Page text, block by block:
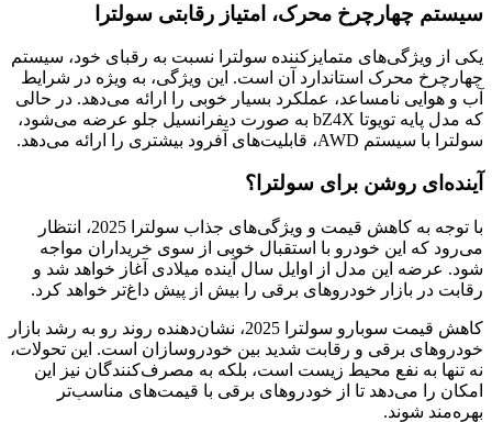
سیستم چهارچرخ محرک، امتیاز رقابتی سولترا
یکی از ویژگی‌های متمایزکننده سولترا نسبت به رقبای خود، سیستم
چهارچرخ محرک استاندارد آن است. این ویژگی، به ویژه در شرایط
آب و هوایی نامساعد، عملکرد بسیار خوبی را ارائه می‌دهد. در حالی
که مدل پایه تویوتا bZ4X به صورت دیفرانسیل جلو عرضه می‌شود،
سولترا با سیستم AWD، قابلیت‌های آفرود بیشتری را ارائه می‌دهد.
آینده‌ای روشن برای سولترا؟
با توجه به کاهش قیمت و ویژگی‌های جذاب سولترا 2025، انتظار
می‌رود که این خودرو با استقبال خوبی از سوی خریداران مواجه
شود. عرضه این مدل از اوایل سال آینده میلادی آغاز خواهد شد و
رقابت در بازار خودروهای برقی را بیش از پیش داغ‌تر خواهد کرد.
کاهش قیمت سوبارو سولترا 2025، نشان‌دهنده روند رو به رشد بازار
خودروهای برقی و رقابت شدید بین خودروسازان است. این تحولات،
نه تنها به نفع محیط زیست است، بلکه به مصرف‌کنندگان نیز این
امکان را می‌دهد تا از خودروهای برقی با قیمت‌های مناسب‌تر
بهره‌مند شوند.